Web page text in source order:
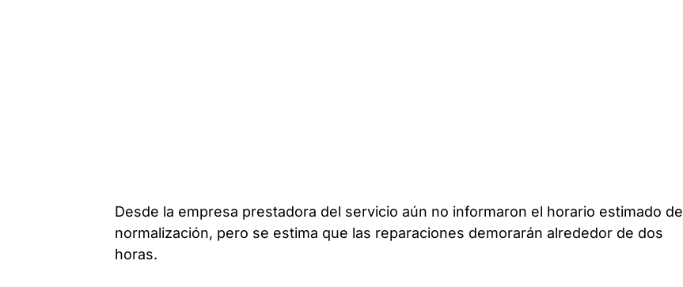
Desde la empresa prestadora del servicio aún no informaron el horario estimado de
normalización, pero se estima que las reparaciones demorarán alrededor de dos
horas.